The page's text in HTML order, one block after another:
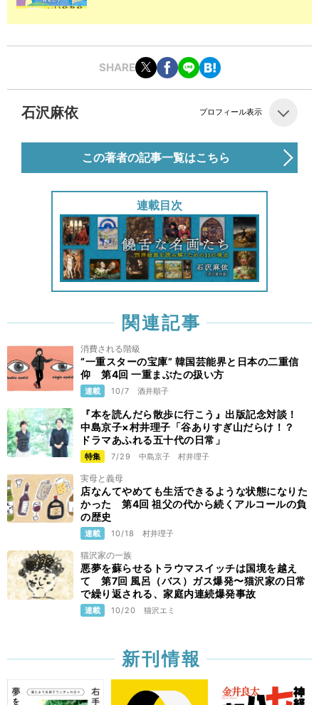
SHARE
石沢麻依 プロフィール表示
この著者の記事一覧はこちら
連載目次
関連記事
消費される階級
“一重スターの宝庫” 韓国芸能界と日本の二重信
仰 第4回 一重まぶたの扱い方
連載 10/7 酒井順子
『本を読んだら散歩に行こう』出版記念対談！
中島京子×村井理子「谷ありすぎ山だらけ！？
ドラマあふれる五十代の日常」
特集 7/29 中島京子 村井理子
実母と義母
店なんてやめても生活できるような状態になりた
かった 第4回 祖父の代から続くアルコールの負
の歴史
連載 10/18 村井理子
猫沢家の一族
悪夢を蘇らせるトラウマスイッチは国境を越え
て 第7回 風呂（バス）ガス爆発〜猫沢家の日常
で繰り返される、家庭内連続爆発事故
連載 10/20 猫沢エミ
新刊情報